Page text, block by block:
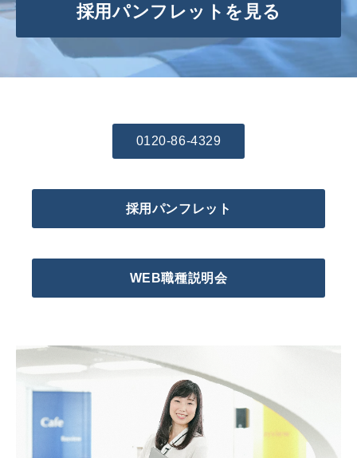
採用パンフレットを見る
0120-86-4329
採用パンフレット
WEB職種説明会